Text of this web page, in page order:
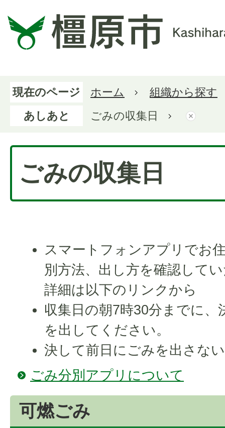
現在のページ ホーム
組織から探す
あしあと
ごみの収集日
ごみの収集日
スマートフォンアプリでお
別方法、出し方を確認して
詳細は以下のリンクから
収集日の朝7時30分までに
を出してください。
決して前日にごみを出さな
ごみ分別アプリについて
可燃ごみ